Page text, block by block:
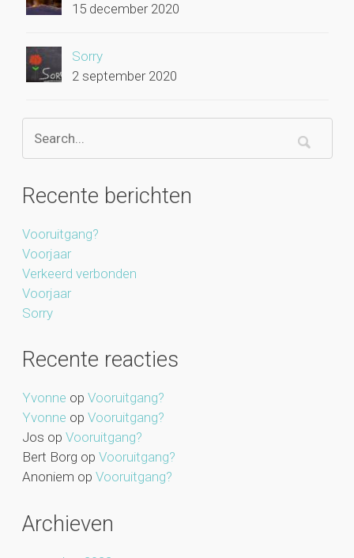
15 december 2020
Sorry
2 september 2020
Recente berichten
Vooruitgang?
Voorjaar
Verkeerd verbonden
Voorjaar
Sorry
Recente reacties
Yvonne op Vooruitgang?
Yvonne op Vooruitgang?
Jos op Vooruitgang?
Bert Borg op Vooruitgang?
Anoniem op Vooruitgang?
Archieven